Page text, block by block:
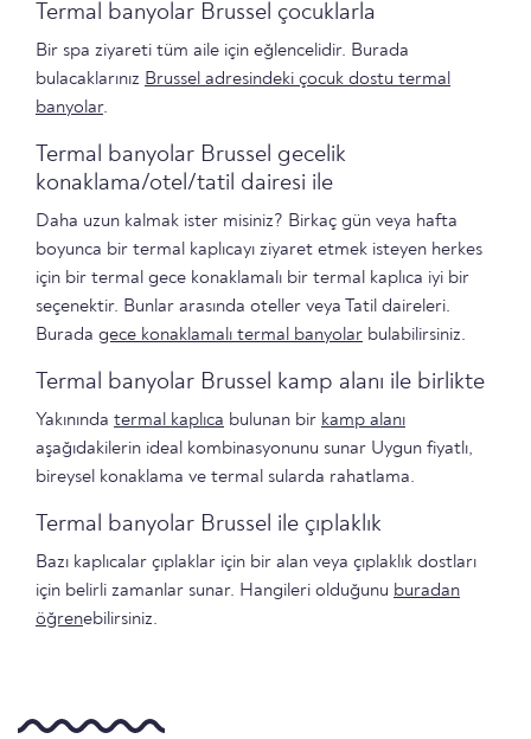
Termal banyolar Brussel çocuklarla
Bir spa ziyareti tüm aile için eğlencelidir. Burada
bulacaklarınız Brussel adresindeki çocuk dostu termal
banyolar.
Termal banyolar Brussel gecelik
konaklama/otel/tatil dairesi ile
Daha uzun kalmak ister misiniz? Birkaç gün veya hafta
boyunca bir termal kaplıcayı ziyaret etmek isteyen herkes
için bir termal gece konaklamalı bir termal kaplıca iyi bir
seçenektir. Bunlar arasında oteller veya Tatil daireleri.
Burada gece konaklamalı termal banyolar bulabilirsiniz.
Termal banyolar Brussel kamp alanı ile birlikte
Yakınında termal kaplıca bulunan bir kamp alanı
aşağıdakilerin ideal kombinasyonunu sunar Uygun fiyatlı,
bireysel konaklama ve termal sularda rahatlama.
Termal banyolar Brussel ile çıplaklık
Bazı kaplıcalar çıplaklar için bir alan veya çıplaklık dostları
için belirli zamanlar sunar. Hangileri olduğunu buradan
öğrenebilirsiniz.